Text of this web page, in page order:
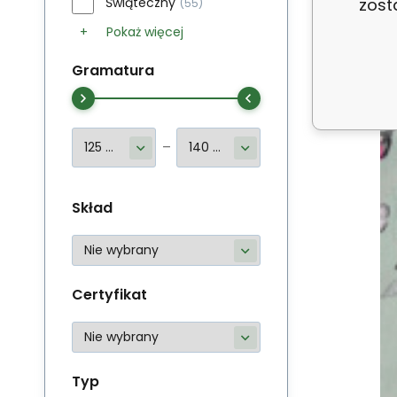
Pokaż więcej
Gramatura
Skład
Certyfikat
Typ